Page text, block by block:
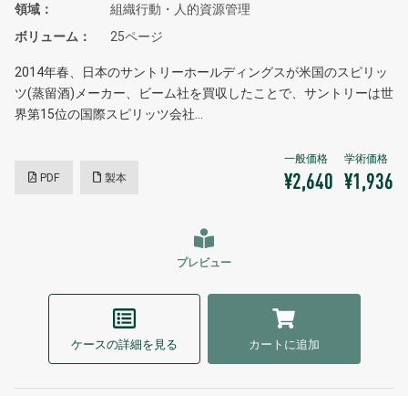
領域
組織行動・人的資源管理
ボリューム
25ページ
2014年春、日本のサントリーホールディングスが米国のスピリッ
ツ(蒸留酒)メーカー、ビーム社を買収したことで、サントリーは世
界第15位の国際スピリッツ会社…
PDF 製本 ¥2,640 ¥1,936
プレビュー
ケースの詳細を見る カートに追加